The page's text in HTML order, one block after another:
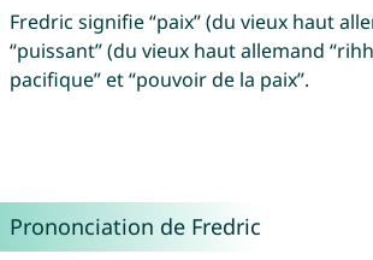
Fredric signifie “paix” (du vieux haut
“puissant” (du vieux haut allemand
pacifique” et “pouvoir de la paix”.
Prononciation de Fredric